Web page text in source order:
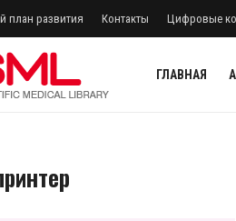
план развития Контакты Цифровые
ГЛАВНАЯ
регистр